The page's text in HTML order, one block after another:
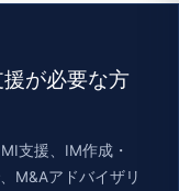
が必要な方
支援、IM作成・
M&Aアドバイザリ